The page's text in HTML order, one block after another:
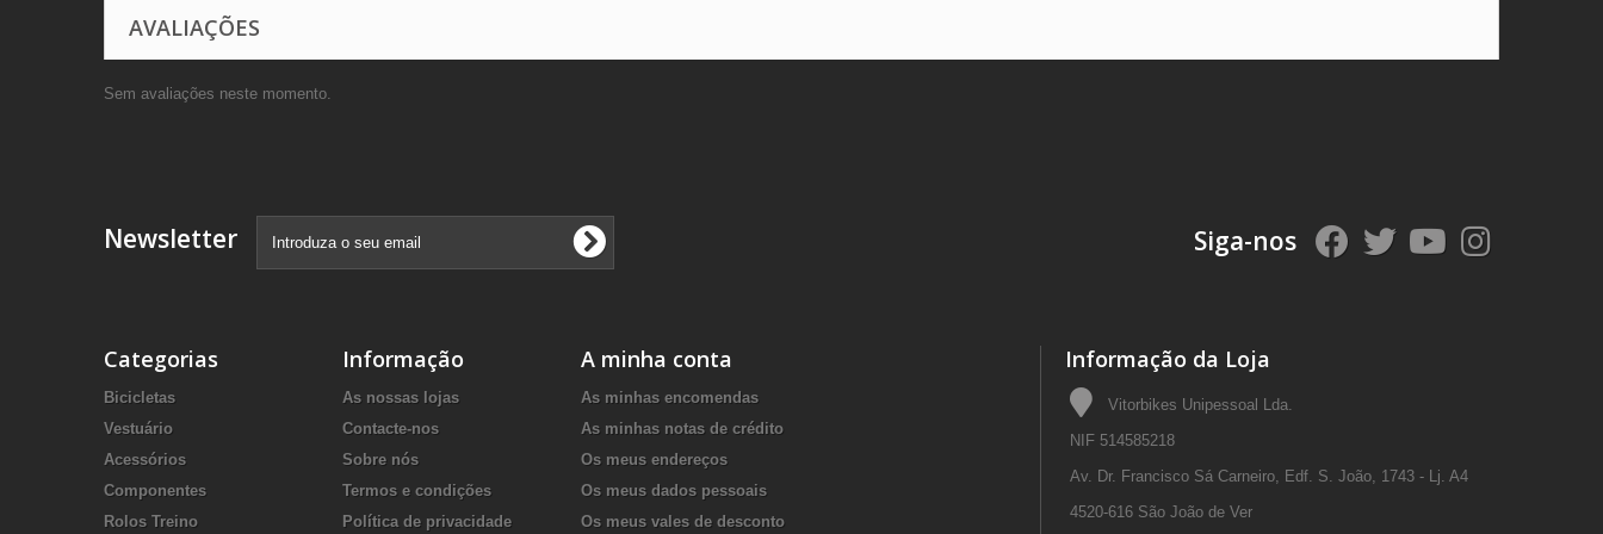
AVALIAÇÕES
Sem avaliações neste momento.
Newsletter Siga-nos
Categorias
Bicicletas
Vestuário
Acessórios
Componentes
Rolos Treino
Informação
As nossas lojas
Contacte-nos
Sobre nós
Termos e condições
Política de privacidade
A minha conta
As minhas encomendas
As minhas notas de crédito
Os meus endereços
Os meus dados pessoais
Os meus vales de desconto
Informação da Loja
Vitorbikes Unipessoal Lda.
NIF 514585218
Av. Dr. Francisco Sá Carneiro, Edf. S. João, 1743 - Lj. A4
4520-616 São João de Ver